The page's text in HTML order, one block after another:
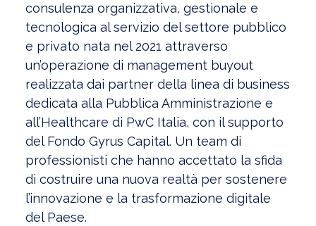
consulenza organizzativa, gestionale e
tecnologica al servizio del settore pubblico
e privato nata nel 2021 attraverso
un’operazione di management buyout
realizzata dai partner della linea di business
dedicata alla Pubblica Amministrazione e
all’Healthcare di PwC Italia, con il supporto
del Fondo Gyrus Capital. Un team di
professionisti che hanno accettato la sfida
di costruire una nuova realtà per sostenere
l’innovazione e la trasformazione digitale
del Paese.